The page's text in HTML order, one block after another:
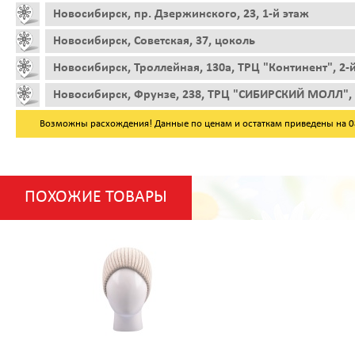
Новосибирск, пр. Дзержинского, 23, 1-й этаж
Новосибирск, Советская, 37, цоколь
Новосибирск, Троллейная, 130а, ТРЦ "Континент", 2-
Новосибирск, Фрунзе, 238, ТРЦ "СИБИРСКИЙ МОЛЛ",
Возможны расхождения! Данные по ценам и остаткам приведены на
ПОХОЖИЕ ТОВАРЫ